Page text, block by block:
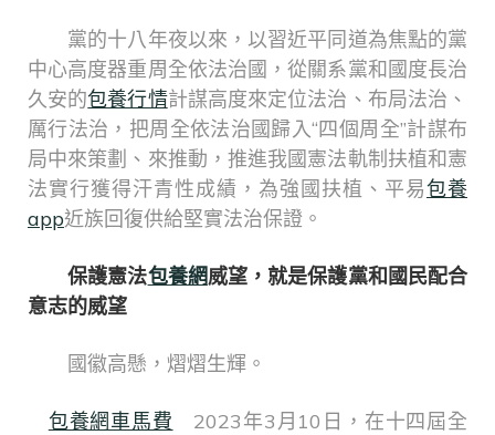
黨的十八年夜以來，以習近平同道為焦點的黨
中心高度器重周全依法治國，從關系黨和國度長治
久安的包養行情計謀高度來定位法治、布局法治、
厲行法治，把周全依法治國歸入“四個周全”計謀布
局中來策劃、來推動，推進我國憲法軌制扶植和憲
法實行獲得汗青性成績，為強國扶植、平易包養
app近族回復供給堅實法治保證。
保護憲法包養網威望，就是保護黨和國民配合
意志的威望
國徽高懸，熠熠生輝。
包養網車馬費 2023年3月10日，在十四屆全